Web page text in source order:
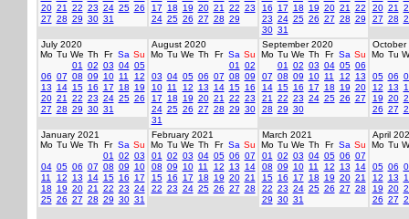
20 21 22 23 24 25 26
27 28 29 30 31
17
18 19 20 21 22 23
24 25 26 27 28 29
16
17 18 19 20 21
22
23 24 25 26 27 28 29
30 31
20 21
27 28
July 2020
Mo Tu We Th Fr Sa Su
01
02 03 04 05
06 07 08 09 10 11
12
13
14 15 16 17 18
19
20 21 22 23 24 25 26
27 28 29 30 31
August 2020
Mo Tu We Th Fr Sa Su
01
02
03 04 05 06 07 08 09
10 11 12 13 14 15 16
17
18 19 20 21 22 23
24 25 26 27 28 29 30
31
September 2020
Mo Tu We Th Fr Sa Su
01
02 03 04 05 06
07 08 09 10 11 12
13
14 15 16 17 18 19 20
21
22 23 24 25 26 27
28 29 30
October
Mo Tu
05 06
12
13
19 20
26 27
January 2021
Mo Tu We Th Fr Sa Su
01
02 03
04 05 06 07 08 09
10
11
12 13 14 15 16
17
18
19 20 21 22 23 24
25 26 27 28 29 30 31
February 2021
Mo Tu We Th Fr Sa Su
01
02 03 04 05 06 07
08 09 10 11 12 13
14
15 16 17 18 19 20 21
22 23 24 25 26 27 28
March 2021
Mo Tu We Th Fr Sa Su
01
02 03 04 05 06 07
08 09 10 11 12 13
14
15 16 17 18 19 20 21
22 23 24 25 26 27 28
29 30 31
April
Mo Tu
05 06
12
13
19 20
26 27